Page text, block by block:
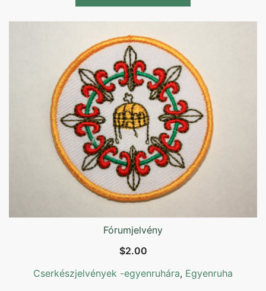
van.
A
változatok
a
termékoldalon
választhatók
ki
Fórumjelvény
$2.00
Cserkészjelvények -egyenruhára, Egyenruha